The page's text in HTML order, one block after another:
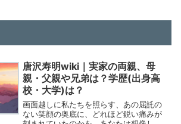
唐沢寿明wiki｜実家の両親、母
親・父親や兄弟は？学歴(出身高
校・大学)は？
画面越しに私たちを照らす、あの屈託の
ない笑顔の奥底に、どれほど鋭い痛みが